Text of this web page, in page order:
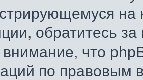
обратитесь
что
по правовым